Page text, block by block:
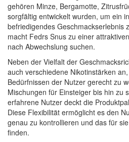
gehören Minze, Bergamotte,
sorgfältig entwickelt wurden, um ein
befriedigendes Geschmackserlebnis
macht Fedrs Snus zu einer
nach Abwechslung suchen.
Neben der Vielfalt der
auch verschiedene Nikotinstärken
Bedürfnissen der Nutzer gerecht zu
Mischungen für Einsteiger bis hin zu
erfahrene Nutzer deckt die
Diese Flexibilität ermöglicht es den
genau zu kontrollieren und das für
finden.